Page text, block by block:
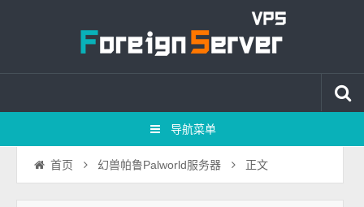
导航菜单
首页 幻兽帕鲁Palworld服务器 正文